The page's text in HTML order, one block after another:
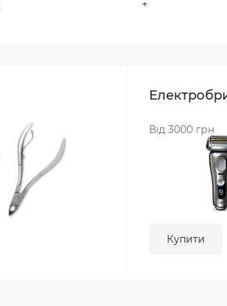
+
Від 3000 грн
Купити